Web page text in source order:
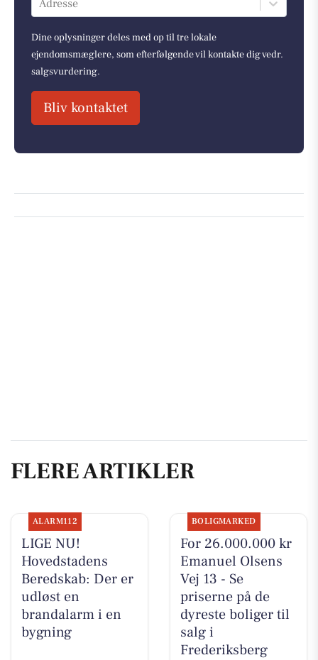
Adresse
Dine oplysninger deles med op til tre lokale
ejendomsmæglere, som efterfølgende vil kontakte dig vedr.
salgsvurdering.
Bliv kontaktet
FLERE ARTIKLER
ALARM112
LIGE NU!
Hovedstadens
Beredskab: Der er
udløst en
brandalarm i en
bygning
BOLIGMARKED
For 26.000.000 kr
Emanuel Olsens
Vej 13 - Se
priserne på de
dyreste boliger til
salg i
Frederiksberg